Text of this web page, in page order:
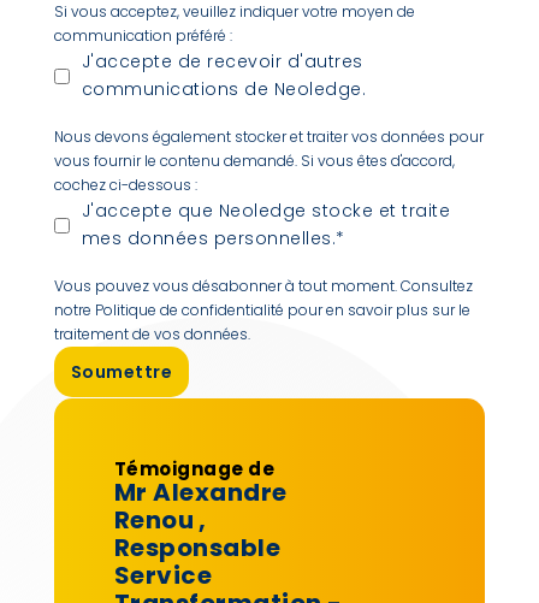
Si vous acceptez, veuillez indiquer votre moyen de
communication préféré :
J'accepte de recevoir d'autres
communications de Neoledge.
Nous devons également stocker et traiter vos données pour
vous fournir le contenu demandé. Si vous êtes d'accord,
cochez ci-dessous :
J'accepte que Neoledge stocke et traite
mes données personnelles.*
Vous pouvez vous désabonner à tout moment. Consultez
notre Politique de confidentialité pour en savoir plus sur le
traitement de vos données.
Témoignage de
Mr Alexandre
Renou ,
Responsable
Service